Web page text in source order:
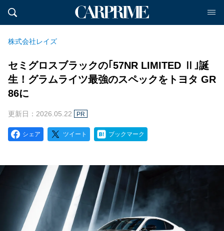
株式会社レイズ
セミグロスブラックの｢57NR LIMITED Ⅱ｣誕
生！グラムライツ最強のスペックをトヨタ GR
86に
更新日：2026.05.22 PR
シェア ツイート ブックマーク